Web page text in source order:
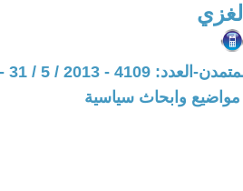
4109 - 2013 / 5 / 31 - 21:42
مواضيع وابحاث سياسية